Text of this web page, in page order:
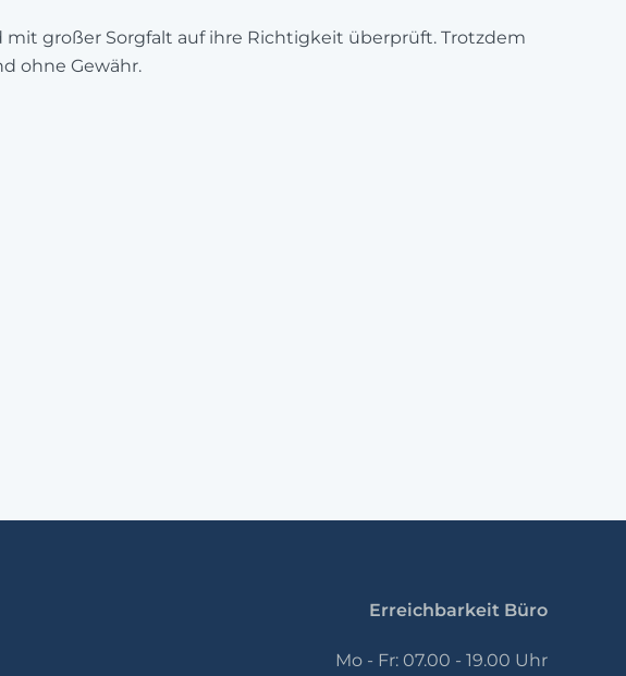
großer Sorgfalt auf ihre Richtigkeit überprüft. Trotzdem
ohne Gewähr.
Erreichbarkeit Büro
Mo - Fr: 07.00 - 19.00 Uhr